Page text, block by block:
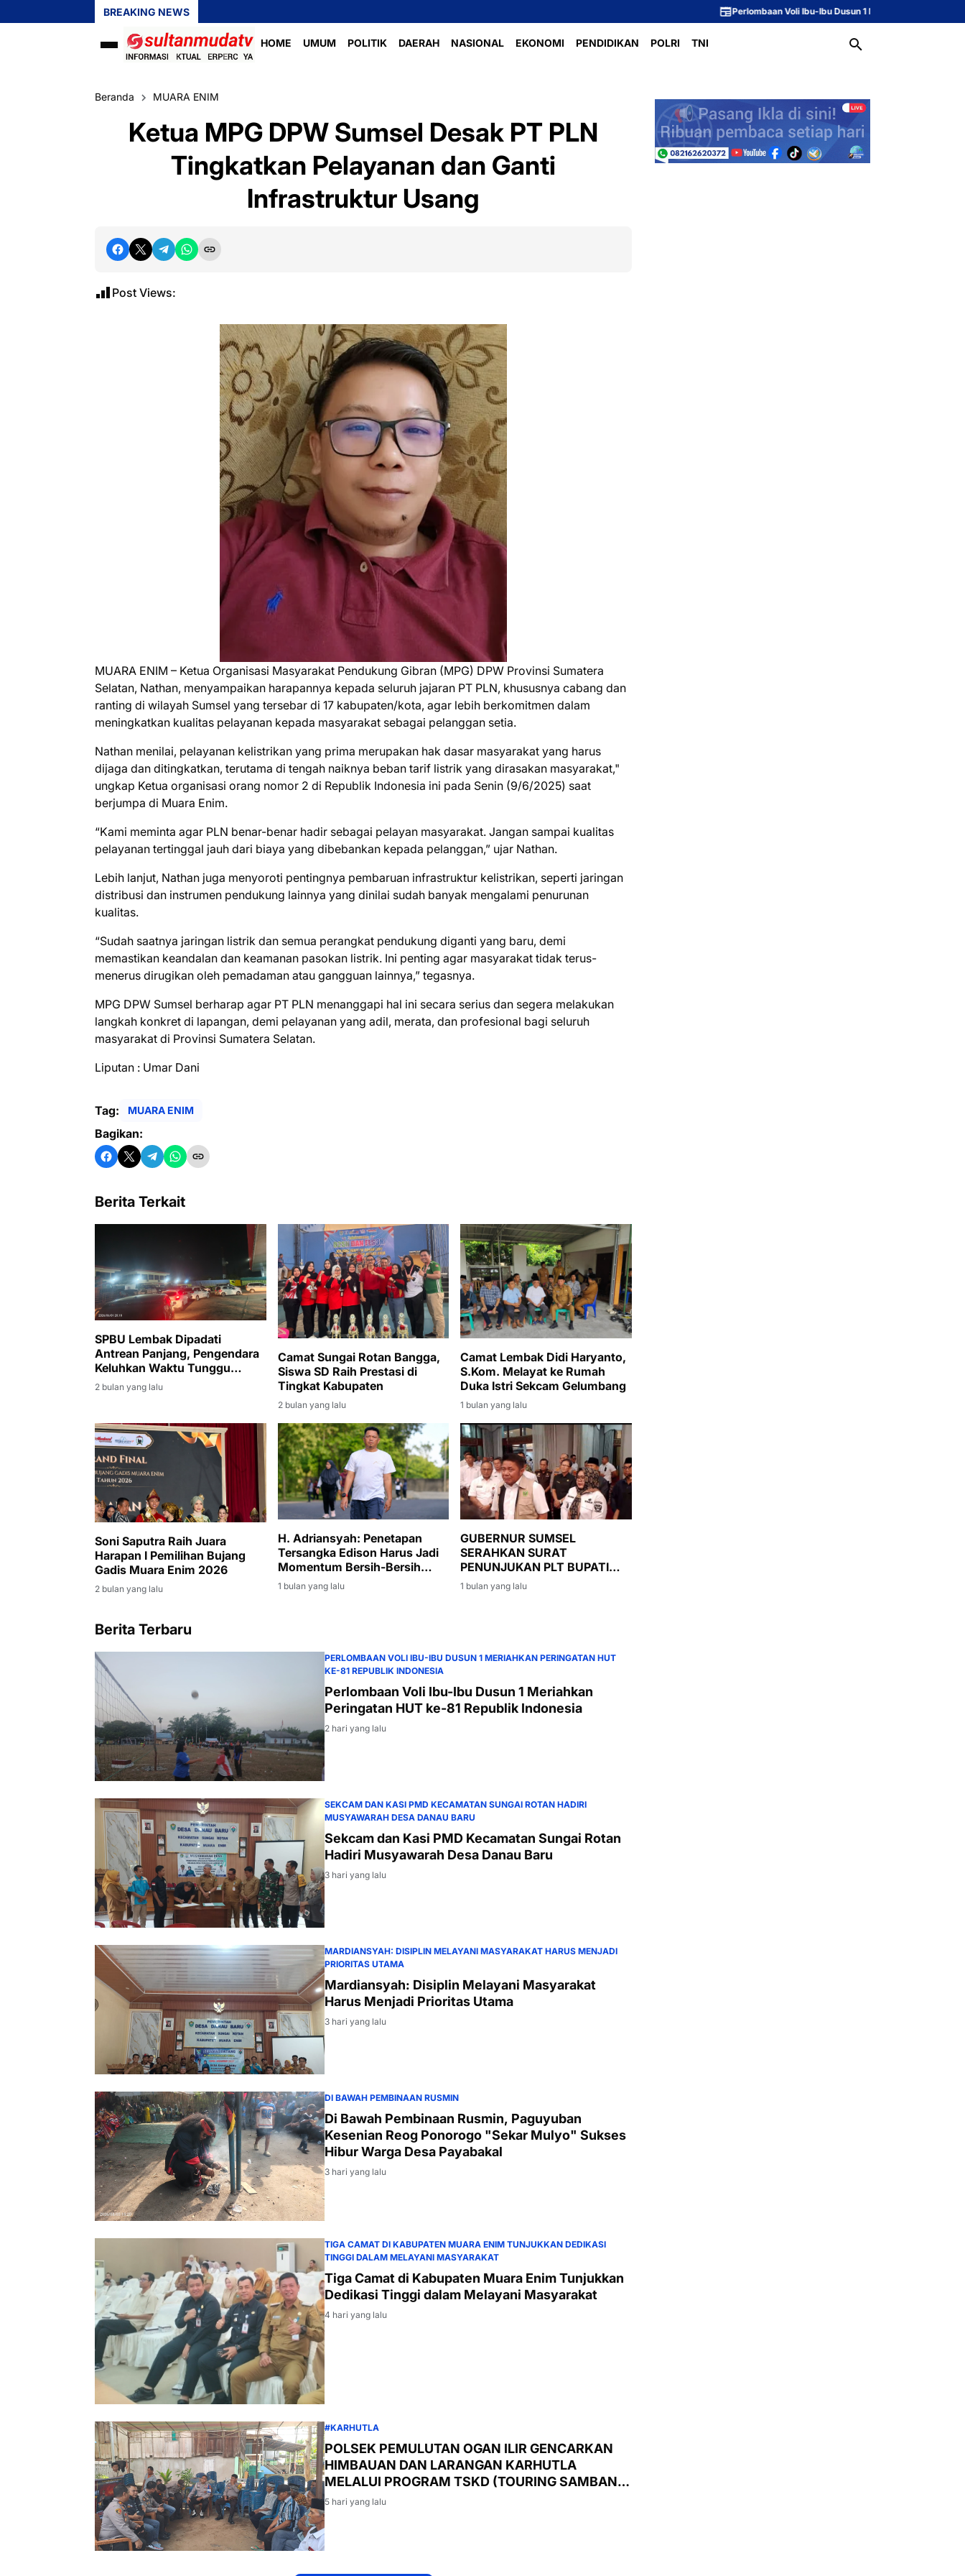
BREAKING NEWS Perlombaan Voli Ibu-Ibu Dusun 1 Meriahkan Peringatan HUT ke-81
HOME UMUM POLITIK DAERAH NASIONAL EKONOMI PENDIDIKAN POLRI TNI
Beranda MUARA ENIM
Ketua MPG DPW Sumsel Desak PT PLN
Tingkatkan Pelayanan dan Ganti
Infrastruktur Usang
Post Views:
MUARA ENIM – Ketua Organisasi Masyarakat Pendukung Gibran (MPG) DPW Provinsi Sumatera
Selatan, Nathan, menyampaikan harapannya kepada seluruh jajaran PT PLN, khususnya cabang dan
ranting di wilayah Sumsel yang tersebar di 17 kabupaten/kota, agar lebih berkomitmen dalam
meningkatkan kualitas pelayanan kepada masyarakat sebagai pelanggan setia.
Nathan menilai, pelayanan kelistrikan yang prima merupakan hak dasar masyarakat yang harus
dijaga dan ditingkatkan, terutama di tengah naiknya beban tarif listrik yang dirasakan masyarakat,"
ungkap Ketua organisasi orang nomor 2 di Republik Indonesia ini pada Senin (9/6/2025) saat
berjumpa di Muara Enim.
“Kami meminta agar PLN benar-benar hadir sebagai pelayan masyarakat. Jangan sampai kualitas
pelayanan tertinggal jauh dari biaya yang dibebankan kepada pelanggan,” ujar Nathan.
Lebih lanjut, Nathan juga menyoroti pentingnya pembaruan infrastruktur kelistrikan, seperti jaringan
distribusi dan instrumen pendukung lainnya yang dinilai sudah banyak mengalami penurunan
kualitas.
“Sudah saatnya jaringan listrik dan semua perangkat pendukung diganti yang baru, demi
memastikan keandalan dan keamanan pasokan listrik. Ini penting agar masyarakat tidak terus-
menerus dirugikan oleh pemadaman atau gangguan lainnya,” tegasnya.
MPG DPW Sumsel berharap agar PT PLN menanggapi hal ini secara serius dan segera melakukan
langkah konkret di lapangan, demi pelayanan yang adil, merata, dan profesional bagi seluruh
masyarakat di Provinsi Sumatera Selatan.
Liputan : Umar Dani
Tag: MUARA ENIM
Bagikan:
Berita Terkait
SPBU Lembak Dipadati
Antrean Panjang, Pengendara
Keluhkan Waktu Tunggu
Hingga Tiga Jam
2 bulan yang lalu
Camat Sungai Rotan Bangga,
Siswa SD Raih Prestasi di
Tingkat Kabupaten
2 bulan yang lalu
Camat Lembak Didi Haryanto,
S.Kom. Melayat ke Rumah
Duka Istri Sekcam Gelumbang
1 bulan yang lalu
Soni Saputra Raih Juara
Harapan I Pemilihan Bujang
Gadis Muara Enim 2026
2 bulan yang lalu
H. Adriansyah: Penetapan
Tersangka Edison Harus Jadi
Momentum Bersih-Bersih
Korupsi di Muara Enim
1 bulan yang lalu
GUBERNUR SUMSEL
SERAHKAN SURAT
PENUNJUKAN PLT BUPATI
MUARA ENIM, SUMARNI
DIMINTA JAGA STABILITAS
1 bulan yang lalu
Berita Terbaru
PERLOMBAAN VOLI IBU-IBU DUSUN 1 MERIAHKAN PERINGATAN HUT
KE-81 REPUBLIK INDONESIA
Perlombaan Voli Ibu-Ibu Dusun 1 Meriahkan
Peringatan HUT ke-81 Republik Indonesia
2 hari yang lalu
SEKCAM DAN KASI PMD KECAMATAN SUNGAI ROTAN HADIRI
MUSYAWARAH DESA DANAU BARU
Sekcam dan Kasi PMD Kecamatan Sungai Rotan
Hadiri Musyawarah Desa Danau Baru
3 hari yang lalu
MARDIANSYAH: DISIPLIN MELAYANI MASYARAKAT HARUS MENJADI
PRIORITAS UTAMA
Mardiansyah: Disiplin Melayani Masyarakat
Harus Menjadi Prioritas Utama
3 hari yang lalu
DI BAWAH PEMBINAAN RUSMIN
Di Bawah Pembinaan Rusmin, Paguyuban
Kesenian Reog Ponorogo "Sekar Mulyo" Sukses
Hibur Warga Desa Payabakal
3 hari yang lalu
TIGA CAMAT DI KABUPATEN MUARA ENIM TUNJUKKAN DEDIKASI
TINGGI DALAM MELAYANI MASYARAKAT
Tiga Camat di Kabupaten Muara Enim Tunjukkan
Dedikasi Tinggi dalam Melayani Masyarakat
4 hari yang lalu
#KARHUTLA
POLSEK PEMULUTAN OGAN ILIR GENCARKAN
HIMBAUAN DAN LARANGAN KARHUTLA
MELALUI PROGRAM TSKD (TOURING SAMBANG
KE DESA-DESA
5 hari yang lalu